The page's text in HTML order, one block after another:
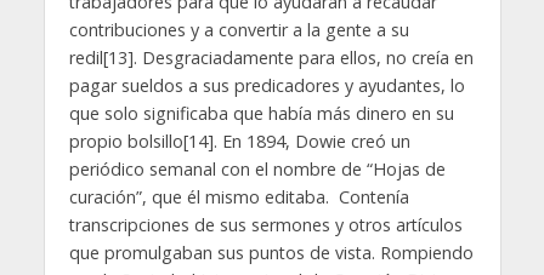
contribuciones y a convertir a la gente a su
redil[13]. Desgraciadamente para ellos, no creía en
pagar sueldos a sus predicadores y ayudantes, lo
que solo significaba que había más dinero en su
propio bolsillo[14]. En 1894, Dowie creó un
periódico semanal con el nombre de “Hojas de
curación”, que él mismo editaba. Contenía
transcripciones de sus sermones y otros artículos
que promulgaban sus puntos de vista. Rompiendo